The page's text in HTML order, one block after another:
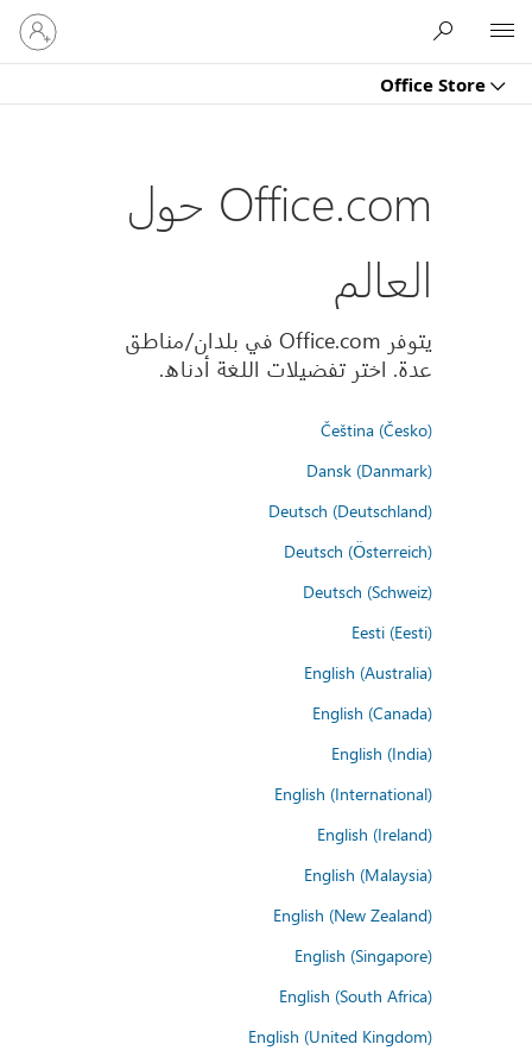
Office Store
تسجيل
الدخول
إلى
Office.com حول
العالم
يتوفر Office.com في بلدان/مناطق
عدة. اختر تفضيلات اللغة أدناه.
Čeština (Česko)
Dansk (Danmark)
Deutsch (Deutschland)
Deutsch (Österreich)
Deutsch (Schweiz)
Eesti (Eesti)
English (Australia)
English (Canada)
English (India)
English (International)
English (Ireland)
English (Malaysia)
English (New Zealand)
English (Singapore)
English (South Africa)
English (United Kingdom)